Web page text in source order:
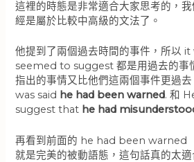
這裡的時態是非常適合大家思考的，
經是屬於比較中高級的文法了。
他提到了兩個過去時間的事件，所以
seemed to suggest 都是用過去的事
指出的事情又比他們這兩個事件更過
was said he had been warned. 和
suggest that he had
再看到前面的 he had been warned
就是完美的被動語態，這句話真的太